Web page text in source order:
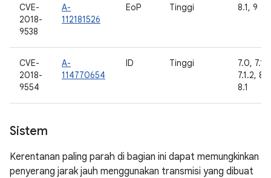
CVE-
2018-
9538
A-
112181526
EoP Tinggi 8.1, 9
CVE-
2018-
9554
A-
114770654
ID Tinggi
7.0, 7.1.1,
7.1.2,
8.1
Sistem
Kerentanan paling parah di bagian ini dapat memungkinkan
penyerang jarak jauh menggunakan transmisi yang dibuat